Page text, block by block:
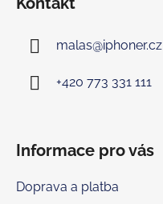
malas@iphoner.cz
+420 773 331 111
Informace pro vás
Doprava a platba